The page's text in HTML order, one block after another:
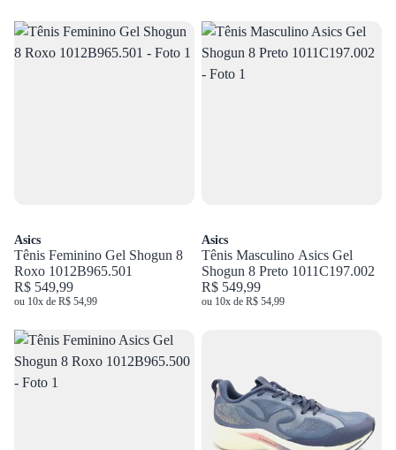
Asics
Tênis Feminino Gel Shogun 8
Roxo 1012B965.501
R$ 549,99
ou 10x de R$ 54,99
Asics
Tênis Masculino Asics Gel
Shogun 8 Preto 1011C197.002
R$ 549,99
ou 10x de R$ 54,99